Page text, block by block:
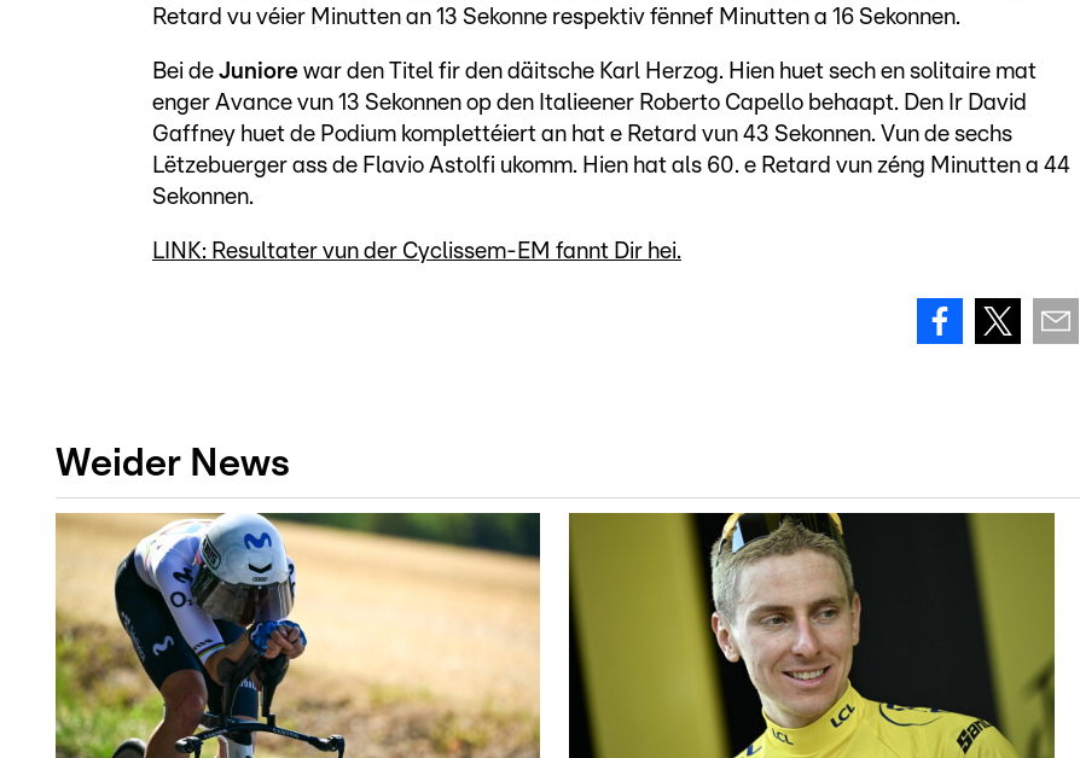
Retard vu véier Minutten an 13 Sekonne respektiv fënnef Minutten a 16 Sekonnen.
Bei de Juniore war den Titel fir den däitsche Karl Herzog. Hien huet sech en solitaire mat
enger Avance vun 13 Sekonnen op den Italieener Roberto Capello behaapt. Den Ir David
Gaffney huet de Podium komplettéiert an hat e Retard vun 43 Sekonnen. Vun de sechs
Lëtzebuerger ass de Flavio Astolfi ukomm. Hien hat als 60. e Retard vun zéng Minutten a 44
Sekonnen.
LINK: Resultater vun der Cyclissem-EM fannt Dir hei.
Weider News